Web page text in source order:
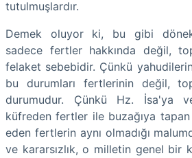
tutulmuşlardır.
Demek oluyor ki, bu gibi
sadece fertler hakkında değil,
felaket sebebidir. Çünkü
bu durumları fertlerinin değil,
durumudur. Çünkü Hz. İsa'ya
küfreden fertler ile buzağıya
eden fertlerin aynı olmadığı
ve kararsızlık, o milletin genel bir